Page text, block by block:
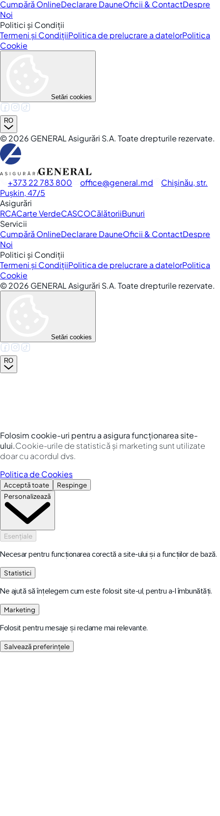
Cumpără OnlineDeclarare DauneOficii & ContactDespre
Noi
Politici și Condiții
Termeni și CondițiiPolitica de prelucrare a datelorPolitica
Cookie
Setări cookies
RO
©2026 GENERAL Asigurări S.A. Toate drepturile rezervate.
+373 22 783 800 office general.md
Chișinău, str.
Pușkin, 47/5
Asigurări
RCACarte VerdeCASCOCălătoriiBunuri
Servicii
Cumpără OnlineDeclarare DauneOficii & ContactDespre
Noi
Politici și Condiții
Termeni și CondițiiPolitica de prelucrare a datelorPolitica
Cookie
©2026 GENERAL Asigurări S.A. Toate drepturile rezervate.
Setări cookies
RO
Folosim cookie-uri pentru a asigura funcționarea site-
ului.Cookie-urile de statistică și marketing sunt utilizate
doar cu acordul dvs.
Politica de Cookies
Acceptă toate
Respinge
Personalizează
Esențiale
Necesar pentru funcționarea corectă a site-ului și a funcțiilor de bază.
Statistici
Ne ajută să înțelegem cum este folosit site-ul, pentru a-l îmbunătăți.
Marketing
Folosit pentru mesaje și reclame mai relevante.
Salvează preferințele